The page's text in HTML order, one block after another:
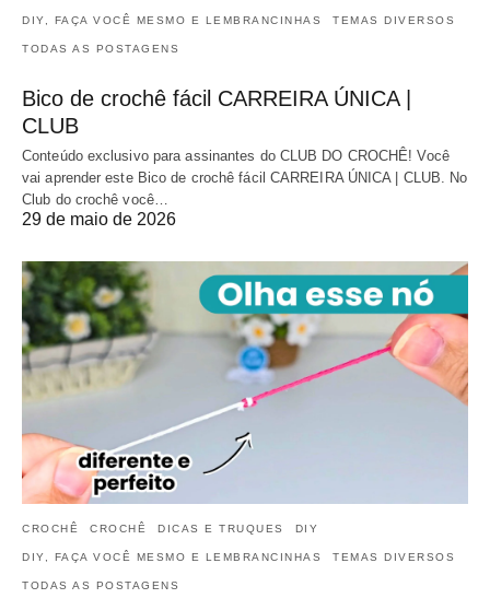
DIY, FAÇA VOCÊ MESMO E LEMBRANCINHAS TEMAS DIVERSOS
TODAS AS POSTAGENS
Bico de crochê fácil CARREIRA ÚNICA |
CLUB
Conteúdo exclusivo para assinantes do CLUB DO CROCHÊ! Você
vai aprender este Bico de crochê fácil CARREIRA ÚNICA | CLUB. No
Club do crochê você…
29 de maio de 2026
CROCHÊ CROCHÊ DICAS E TRUQUES DIY
DIY, FAÇA VOCÊ MESMO E LEMBRANCINHAS TEMAS DIVERSOS
TODAS AS POSTAGENS